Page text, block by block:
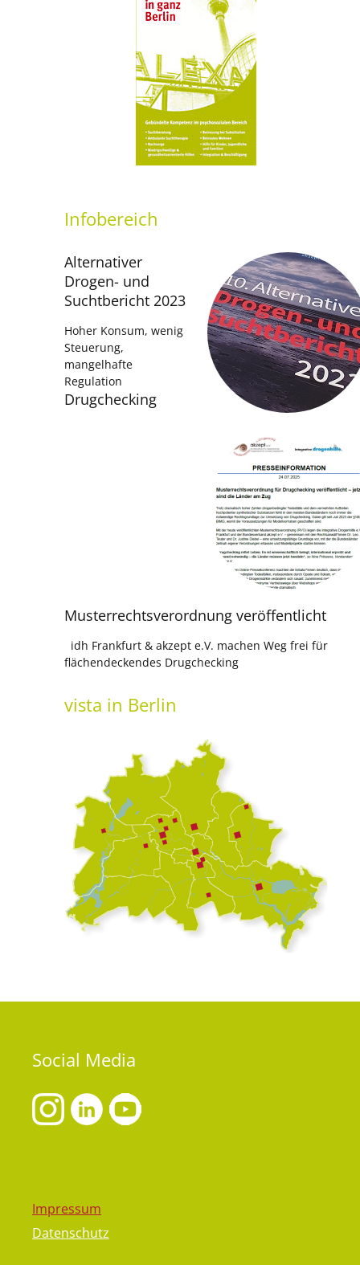
Infobereich
Alternativer
Drogen- und
Suchtbericht 2023
Hoher Konsum, wenig
Steuerung,
mangelhafte
Regulation
Drugchecking
Musterrechtsverordnung veröffentlicht
idh Frankfurt & akzept e.V. machen Weg frei für
flächendeckendes Drugchecking
vista in Berlin
Social Media
Impressum
Datenschutz